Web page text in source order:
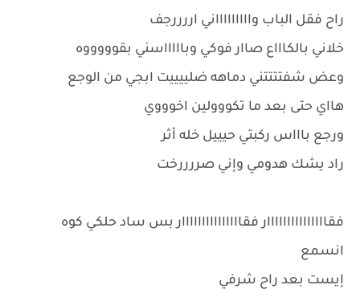
راح فقل الباب واااااااااني اررررجف
خلاني بالكاااع صاار فوكي وباااااسني بقوووووه
وعض شفتتتتني دماهه ضلييييت ابجي من الوجع
هااي حتى بعد ما تكووولين اخوووي
ورجع باااس ركبتي حيييل خله أثر
راد يشك هدومي وإني صررررخت
فقااااااااااااااار فقااااااااااااااار بس ساد حلكي كوه
انسمع
إيست بعد راح شرفي